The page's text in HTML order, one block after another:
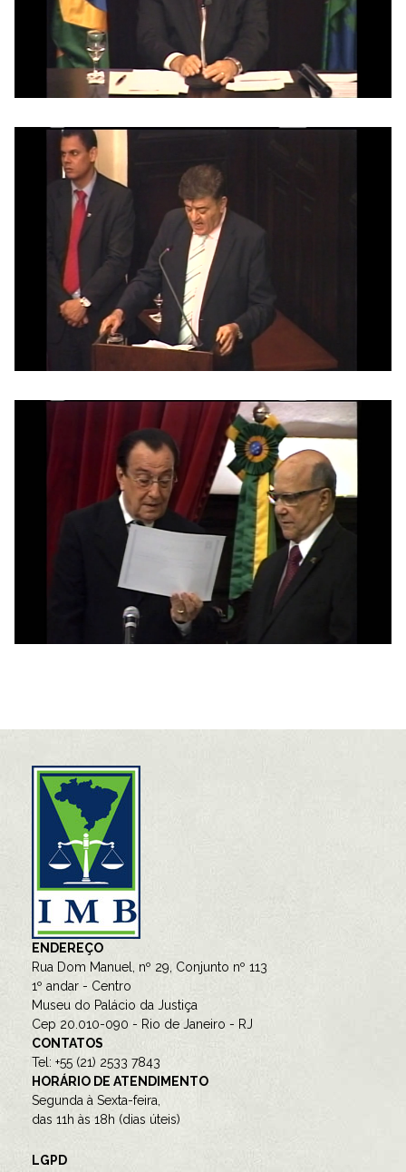
ENDEREÇO
Rua Dom Manuel, nº 29, Conjunto nº 113
1º andar - Centro
Museu do Palácio da Justiça
Cep 20.010-090 - Rio de Janeiro - RJ
CONTATOS
Tel: +55 (21) 2533 7843
HORÁRIO DE ATENDIMENTO
Segunda à Sexta-feira,
das 11h às 18h (dias úteis)
LGPD